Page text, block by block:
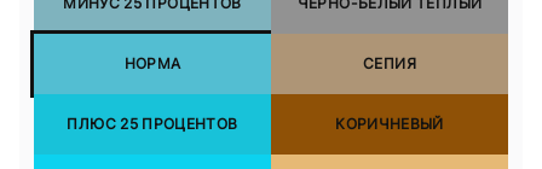
НОРМА
ПЛЮС 25 ПРОЦЕНТОВ
СЕПИЯ
КОРИЧНЕВЫЙ